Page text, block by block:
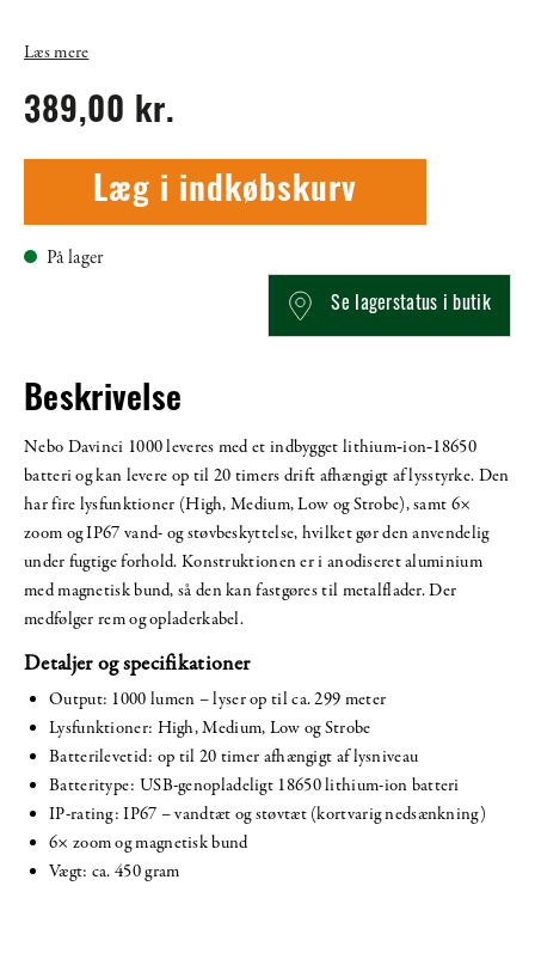
Læs mere
389,00 kr.
Læg i indkøbskurv
På lager
Se lagerstatus i butik
Beskrivelse
Nebo Davinci 1000 leveres med et indbygget lithium‑ion‑18650
batteri og kan levere op til 20 timers drift afhængigt af lysstyrke. Den
har fire lysfunktioner (High, Medium, Low og Strobe), samt 6×
zoom og IP67 vand- og støvbeskyttelse, hvilket gør den anvendelig
under fugtige forhold. Konstruktionen er i anodiseret aluminium
med magnetisk bund, så den kan fastgøres til metalflader. Der
medfølger rem og opladerkabel.
Detaljer og specifikationer
Output: 1000 lumen – lyser op til ca. 299 meter
Lysfunktioner: High, Medium, Low og Strobe
Batterilevetid: op til 20 timer afhængigt af lysniveau
Batteritype: USB-genopladeligt 18650 lithium-ion batteri
IP-rating: IP67 – vandtæt og støvtæt (kortvarig nedsænkning)
6× zoom og magnetisk bund
Vægt: ca. 450 gram